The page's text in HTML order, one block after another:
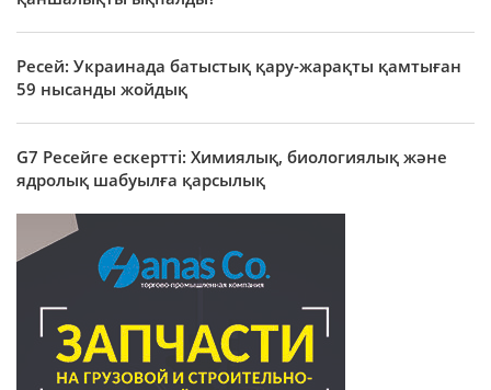
Ресей: Украинада батыстық қару-жарақты қамтыған
59 нысанды жойдық
G7 Ресейге ескертті: Химиялық, биологиялық және
ядролық шабуылға қарсылық